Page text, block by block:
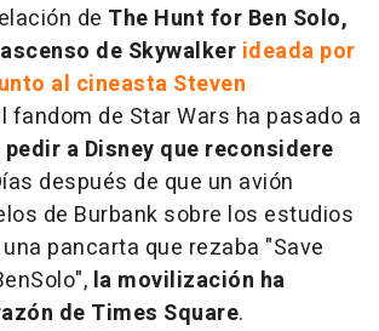
de The Hunt for Ben Solo,
de Skywalker ideada por
al cineasta Steven
fandom de Star Wars ha pasado a
pedir a Disney que reconsidere
después de que un avión
de Burbank sobre los estudios
pancarta que rezaba "Save
la movilización ha
de Times Square.